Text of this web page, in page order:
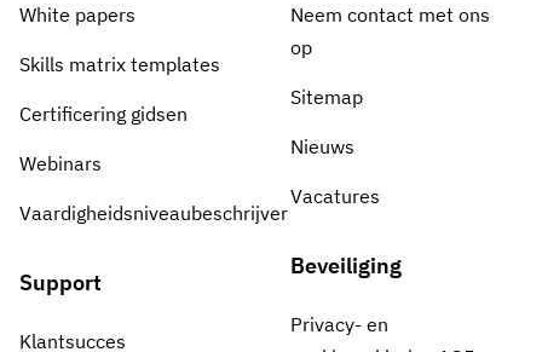
White papers
Skills matrix templates
Certificering gidsen
Webinars
Vaardigheidsniveaubeschrijver
Support
Klantsucces
Neem contact met ons
op
Sitemap
Nieuws
Vacatures
Beveiliging
Privacy- en